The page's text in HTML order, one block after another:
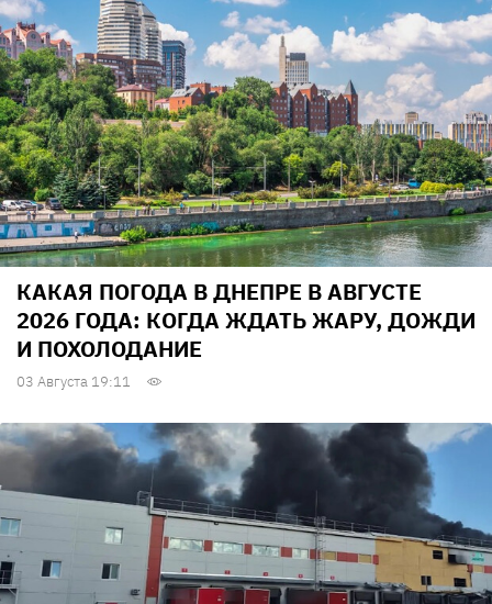
КАКАЯ ПОГОДА В ДНЕПРЕ В АВГУСТЕ
2026 ГОДА: КОГДА ЖДАТЬ ЖАРУ, ДОЖДИ
И ПОХОЛОДАНИЕ
03 Августа 19:11